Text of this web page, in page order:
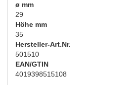
ø mm
29
Höhe mm
35
Hersteller-Art.Nr.
501510
EAN/GTIN
4019398515108